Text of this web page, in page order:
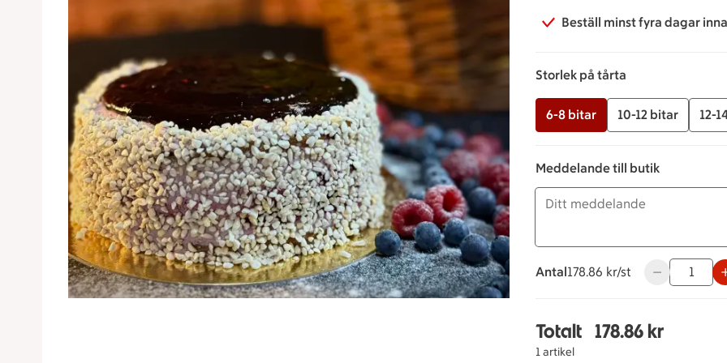
Beställ minst fyra dagar
Storlek på tårta
6-8 bitar 10-12 bitar 12-
Meddelande till butik
Antal
178.86 kronor styck
178.86 kr/st Använd
Totalt
1 artikel
Totalt 1 stycken
178.86 kr